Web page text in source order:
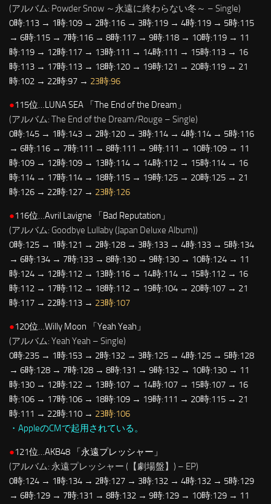
(アルバム: Powder Snow ～永遠に終わらない冬～ – Single)
0時:113 → 1時:109 → 2時:116 → 3時:119 → 4時:119 → 5時:115
→ 6時:115 → 7時:116 → 8時:117 → 9時:118 → 10時:119 → 11
時:119 → 12時:117 → 13時:111 → 14時:111 → 15時:113 → 16
時:113 → 17時:113 → 18時:120 → 19時:121 → 20時:119 → 21
時:102 → 22時:97 → 23時:96
●115位…LUNA SEA 「The End of the Dream」
(アルバム: The End of the Dream/Rouge – Single)
0時:145 → 1時:143 → 2時:120 → 3時:114 → 4時:114 → 5時:116
→ 6時:116 → 7時:111 → 8時:111 → 9時:111 → 10時:109 → 11
時:109 → 12時:109 → 13時:114 → 14時:112 → 15時:114 → 16
時:114 → 17時:114 → 18時:115 → 19時:125 → 20時:125 → 21
時:126 → 22時:127 → 23時:126
●116位…Avril Lavigne 「Bad Reputation」
(アルバム: Goodbye Lullaby (Japan Deluxe Album))
0時:125 → 1時:121 → 2時:128 → 3時:133 → 4時:133 → 5時:134
→ 6時:134 → 7時:133 → 8時:130 → 9時:130 → 10時:124 → 11
時:124 → 12時:112 → 13時:116 → 14時:114 → 15時:112 → 16
時:112 → 17時:112 → 18時:112 → 19時:104 → 20時:107 → 21
時:117 → 22時:113 → 23時:107
●120位…Willy Moon 「Yeah Yeah」
(アルバム: Yeah Yeah – Single)
0時:235 → 1時:153 → 2時:132 → 3時:125 → 4時:125 → 5時:128
→ 6時:128 → 7時:128 → 8時:131 → 9時:132 → 10時:130 → 11
時:130 → 12時:122 → 13時:107 → 14時:107 → 15時:107 → 16
時:106 → 17時:106 → 18時:109 → 19時:111 → 20時:115 → 21
時:111 → 22時:110 → 23時:106
・AppleのCMで起用されている。
●121位…AKB48 「永遠プレッシャー」
(アルバム: 永遠プレッシャー (【劇場盤】) – EP)
0時:124 → 1時:134 → 2時:127 → 3時:132 → 4時:132 → 5時:129
→ 6時:129 → 7時:131 → 8時:132 → 9時:129 → 10時:129 → 11